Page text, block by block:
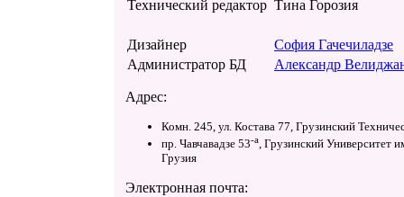
Технический редактор Тина Горозия
Дизайнер
София Гачечиладзе
Администратор БД
Александр
Адрес:
Комн. 245, ул. Костава 77, Грузинский
пр. Чавчавадзе 53-a, Грузинский Университет
Грузия
Электронная почта: